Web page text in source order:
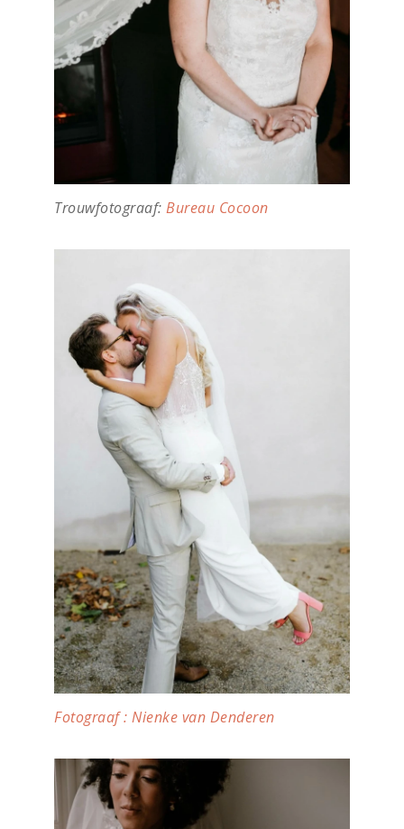
Trouwfotograaf: Bureau Cocoon
Fotograaf : Nienke van Denderen